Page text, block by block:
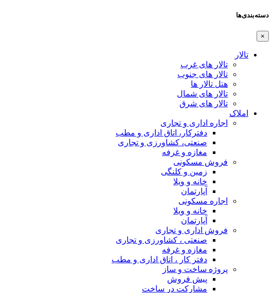
دسته‌بندی‌ها
×
تالار
تالار های غرب
تالار های جنوب
هتل تالار ها
تالار های شمال
تالار های شرق
املاک
اجاره اداری و تجاری
دفترکار، اتاق اداری و مطب
صنعتی، کشاورزی و تجاری
مغازه و غرفه
فروش مسکونی
زمین و کلنگی
خانه و ویلا
آپارتمان
اجاره مسکونی
خانه و ویلا
آپارتمان
فروش اداری و تجاری
صنعتی ، کشاورزی و تجاری
مغازه و غرفه
دفتر کار ، اتاق اداری و مطب
پروژه ساخت و ساز
پیش فروش
مشارکت در ساخت